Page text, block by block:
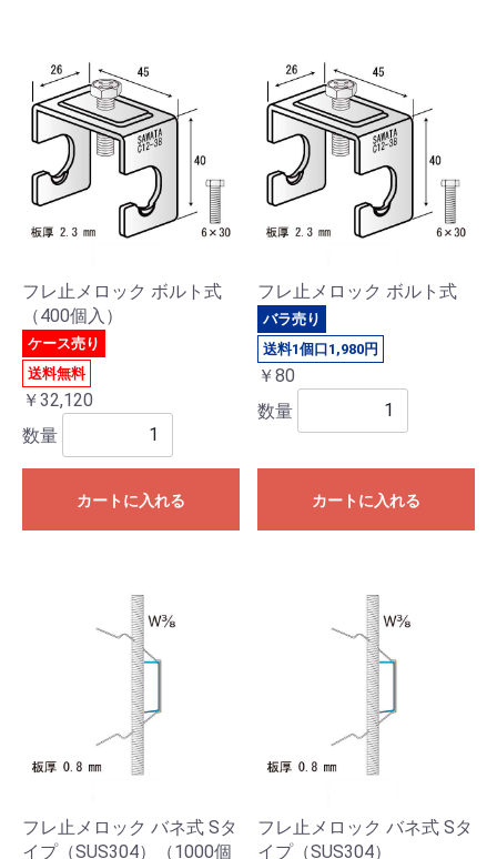
フレ止メロック ボルト式
（400個入）
ケース売り
送料無料
￥32,120
数量
カートに入れる
フレ止メロック ボルト式
バラ売り
送料1個口1,980円
￥80
数量
カートに入れる
フレ止メロック バネ式 Sタ
イプ（SUS304）（1000個
フレ止メロック バネ式 Sタ
イプ（SUS304）